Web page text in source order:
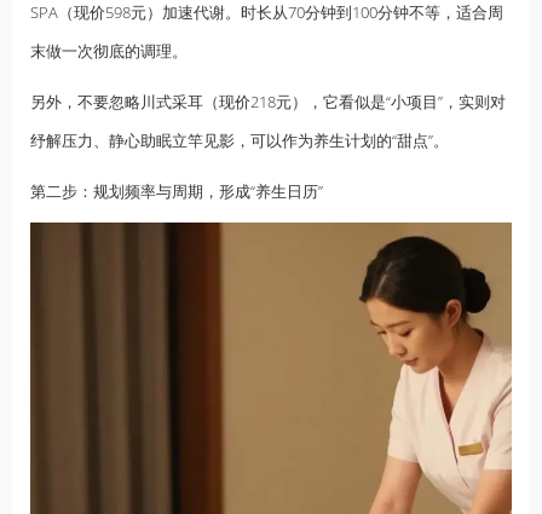
SPA（现价598元）加速代谢。时长从70分钟到100分钟不等，适合周
末做一次彻底的调理。
另外，不要忽略川式采耳（现价218元），它看似是“小项目”，实则对
纾解压力、静心助眠立竿见影，可以作为养生计划的“甜点”。
第二步：规划频率与周期，形成“养生日历”